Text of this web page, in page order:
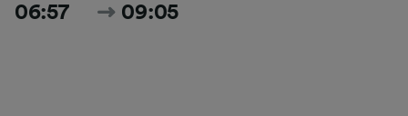
06:57 09:05